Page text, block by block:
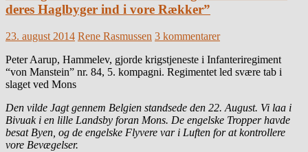
deres Haglbyger ind i vore Rækker”
23. august 2014 Rene Rasmussen 3 kommentarer
Peter Aarup, Hammelev, gjorde krigstjeneste i Infanteriregiment
“von Manstein” nr. 84, 5. kompagni. Regimentet led svære tab i
slaget ved Mons
Den vilde Jagt gennem Belgien standsede den 22. August. Vi laa i
Bivuak i en lille Landsby foran Mons. De engelske Tropper havde
besat Byen, og de engelske Flyvere var i Luften for at kontrollere
vore Bevægelser.